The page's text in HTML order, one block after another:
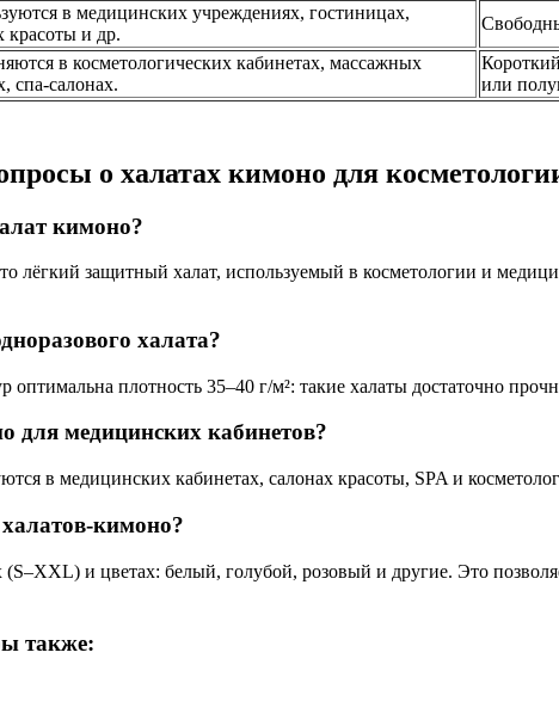
в медицинских учреждениях, гостиницах,
красоты и др.
в косметологических кабинетах, массажных
спа-салонах.
или
о халатах кимоно для
кимоно?
защитный халат, используемый в косметологии и
халата?
оптимальна плотность 35–40 г/м²: такие халаты достаточно
для медицинских кабинетов?
в медицинских кабинетах, салонах красоты, SPA и
кимоно?
и цветах: белый, голубой, розовый и другие. Это
также: